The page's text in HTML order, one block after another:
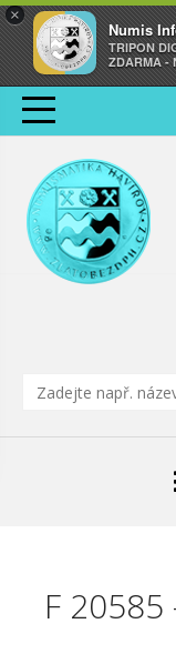
×
Numis
TRIPON
ZDARMA -
F 20585